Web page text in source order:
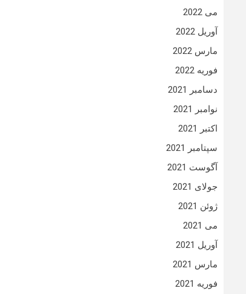
می 2022
آوریل 2022
مارس 2022
فوریه 2022
دسامبر 2021
نوامبر 2021
اکتبر 2021
سپتامبر 2021
آگوست 2021
جولای 2021
ژوئن 2021
می 2021
آوریل 2021
مارس 2021
فوریه 2021